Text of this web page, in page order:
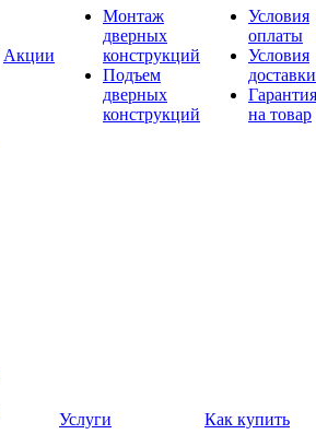
Акции
Монтаж
дверных
конструкций
Подъем
дверных
конструкций
Условия
оплаты
Условия
доставки
Гарантия
на товар
Услуги
Как купить